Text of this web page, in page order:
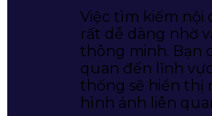
Việc tìm kiếm
rất dễ dàng nhờ
thông minh. Bạn
quan đến lĩnh
thống sẽ hiển thị
hình ảnh liên